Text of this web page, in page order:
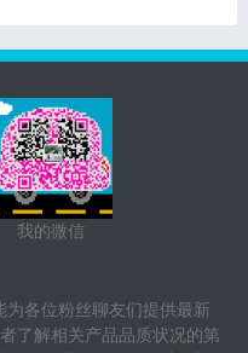
我的微信
各位粉丝聊友们提供最新
了解相关产品品质状况的第